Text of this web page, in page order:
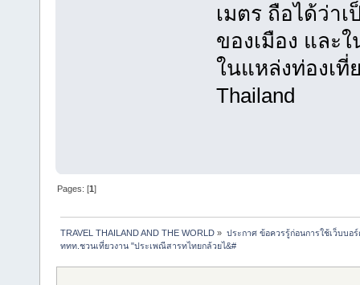
เมตร ถือได้ว่า
ของเมือง และ
ในแหล่งท่องเที่ย
Thailand
Pages: [1]
TRAVEL THAILAND AND THE WORLD » ประกาศ ข้อควรรู้ก่อนการใช้เว็บบอร์
ททท.ชวนเที่ยวงาน "ประเพณีสารทไทยกล้วยไ&#